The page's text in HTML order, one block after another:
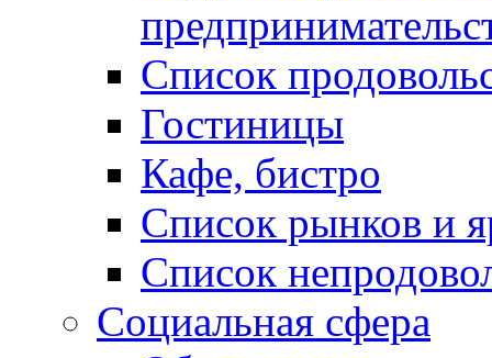
Список
Гостиницы
Кафе, бистро
Cписок рынков и
Список
Социальная сфера